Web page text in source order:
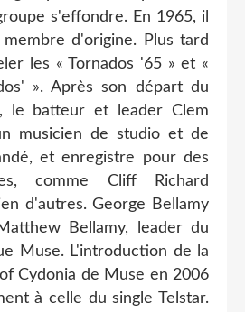
s'effondre. En 1965, il
d'origine. Plus tard
les « Tornados '65 » et «
». Après son départ du
le batteur et leader Clem
musicien de studio et de
et enregistre pour des
comme Cliff Richard
d'autres. George Bellamy
Bellamy, leader du
Muse. L'introduction de la
Cydonia de Muse en 2006
à celle du single Telstar.